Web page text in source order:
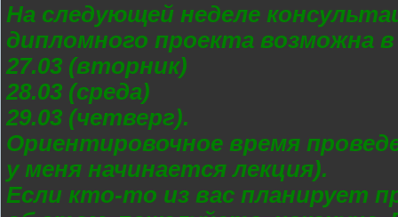
На следующей неделе
дипломного проекта возможна
27.03 (вторник)
28.03 (среда)
29.03 (четверг).
Ориентировочное время
у меня начинается лекция).
Если кто-то из вас планирует